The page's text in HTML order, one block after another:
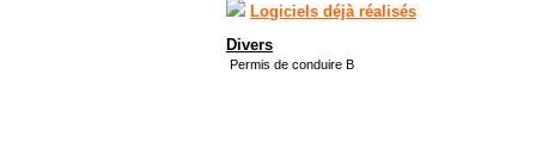
Logiciels déjà réalisés
Divers
Permis de conduire B